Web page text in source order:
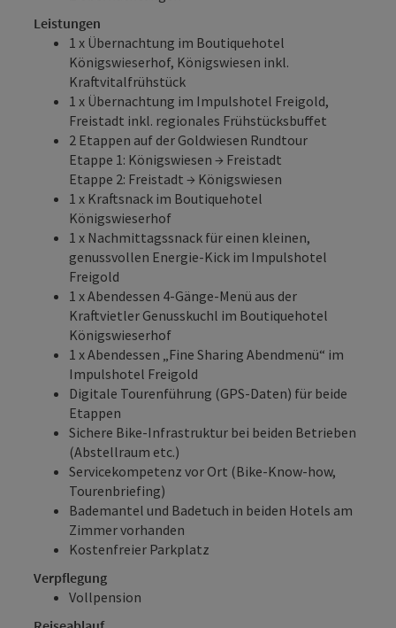
Leistungen
1 x Übernachtung im Boutiquehotel
Königswieserhof, Königswiesen inkl.
Kraftvitalfrühstück
1 x Übernachtung im Impulshotel Freigold,
Freistadt inkl. regionales Frühstücksbuffet
2 Etappen auf der Goldwiesen Rundtour
Etappe 1: Königswiesen → Freistadt
Etappe 2: Freistadt → Königswiesen
1 x Kraftsnack im Boutiquehotel
Königswieserhof
1 x Nachmittagssnack für einen kleinen,
genussvollen Energie-Kick im Impulshotel
Freigold
1 x Abendessen 4-Gänge-Menü aus der
Kraftvietler Genusskuchl im Boutiquehotel
Königswieserhof
1 x Abendessen „Fine Sharing Abendmenü“ im
Impulshotel Freigold
Digitale Tourenführung (GPS-Daten) für beide
Etappen
Sichere Bike-Infrastruktur bei beiden Betrieben
(Abstellraum etc.)
Servicekompetenz vor Ort (Bike-Know-how,
Tourenbriefing)
Bademantel und Badetuch in beiden Hotels am
Zimmer vorhanden
Kostenfreier Parkplatz
Verpflegung
Vollpension